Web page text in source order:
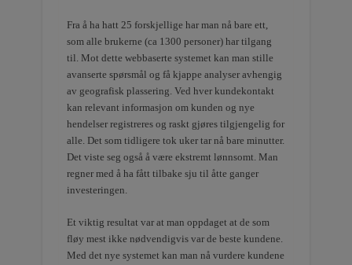
Fra å ha hatt 25 forskjellige har man nå bare ett,
som alle brukerne (ca 1300 personer) har tilgang
til. Mot dette webbaserte systemet kan man stille
avanserte spørsmål og få kjappe analyser avhengig
av geografisk plassering. Ved hver kundekontakt
kan relevant informasjon om kunden og nye
hendelser registreres og raskt gjøres tilgjengelig for
alle. Det som tidligere tok uker tar nå bare minutter.
Det viste seg også å være ekstremt lønnsomt. Man
regner med å ha fått tilbake sju til åtte ganger
investeringen.
Et viktig resultat var at man oppdaget at de som
fløy mest ikke nødvendigvis var de beste kundene.
Med det nye systemet kan man nå vurdere kundene